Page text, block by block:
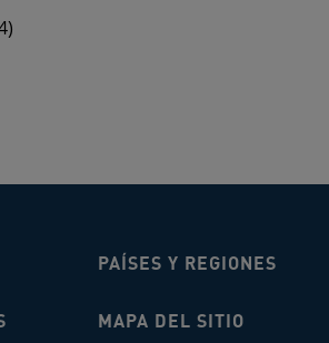
PAÍSES Y REGIONES
MAPA DEL SITIO